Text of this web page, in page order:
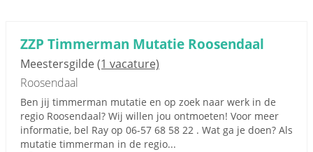
ZZP Timmerman Mutatie Roosendaal
Meestersgilde(1 vacature)
Roosendaal
Ben jij timmerman mutatie en op zoek naar werk in de
regio Roosendaal? Wij willen jou ontmoeten! Voor meer
informatie, bel Ray op 06-57 68 58 22 . Wat ga je doen? Als
mutatie timmerman in de regio...